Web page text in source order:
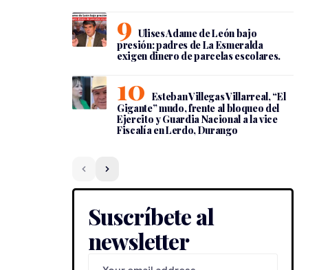
Ulises Adame de León bajo
presión: padres de La Esmeralda
exigen dinero de parcelas escolares.
Esteban Villegas Villarreal, “El
Gigante” mudo, frente al bloqueo del
Ejercito y Guardia Nacional a la vice
Fiscalía en Lerdo, Durango
Suscríbete al
newsletter